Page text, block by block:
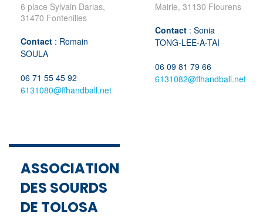
6 place Sylvain Darlas,
31470 Fontenilles
Contact : Romain
SOULA
06 71 55 45 92
6131080@ffhandball.net
Mairie, 31130 Flourens
Contact : Sonia
TONG-LEE-A-TAI
06 09 81 79 66
6131082@ffhandball.net
ASSOCIATION
DES SOURDS
DE TOLOSA